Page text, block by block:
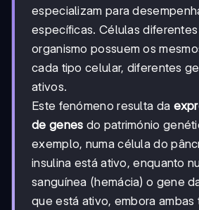
especializam para
específicas. Células
organismo possuem os
cada tipo celular, diferentes
ativos.
Este fenómeno resulta da
de genes do património
exemplo, numa célula do
insulina está ativo, enquanto
sanguínea (hemácia) o gene
que está ativo, embora ambas